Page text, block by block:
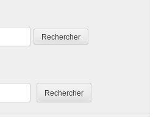
Rechercher